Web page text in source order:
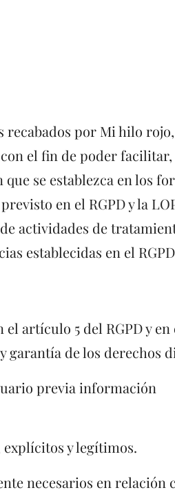
recabados por Mi hilo
el fin de poder
se establezca en los
en el RGPD y la
actividades de
establecidas en el
artículo 5 del RGPD y en
garantía de los derechos
previa información
y legítimos.
necesarios en relación